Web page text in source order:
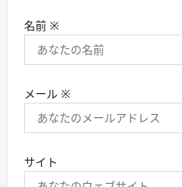
名前 ※
メール ※
サイト